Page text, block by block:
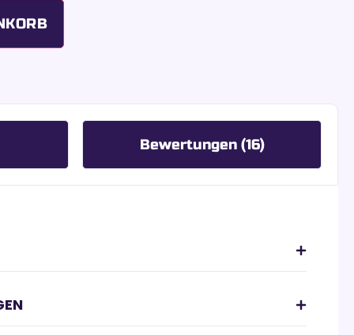
Bewertungen (16)